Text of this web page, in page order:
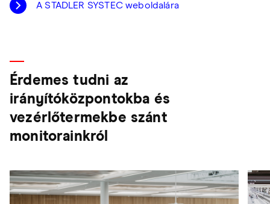
A STADLER SYSTEC weboldalára
Érdemes tudni az
irányítóközpontokba és
vezérlőtermekbe szánt
monitorainkról